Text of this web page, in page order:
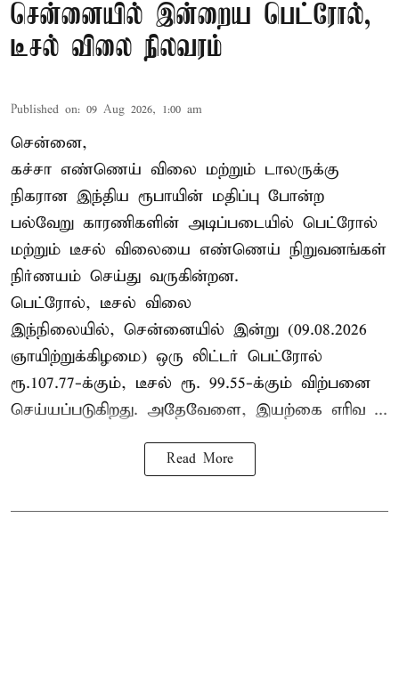
சென்னையில் இன்றைய பெட்ரோல்,
டீசல் விலை நிலவரம்
Published on: 09 Aug 2026, 1:00 am
சென்னை,
கச்சா எண்ணெய் விலை மற்றும் டாலருக்கு
நிகரான இந்திய ரூபாயின் மதிப்பு போன்ற
பல்வேறு காரணிகளின் அடிப்படையில் பெட்ரோல்
மற்றும் டீசல் விலையை எண்ணெய் நிறுவனங்கள்
நிர்ணயம் செய்து வருகின்றன.
பெட்ரோல், டீசல் விலை
இந்நிலையில், சென்னையில் இன்று (09.08.2026
ஞாயிற்றுக்கிழமை) ஒரு லிட்டர் பெட்ரோல்
ரூ.107.77-க்கும், டீசல் ரூ. 99.55-க்கும் விற்பனை
செய்யப்படுகிறது. அதேவேளை, இயற்கை எரிவ ...
Read More